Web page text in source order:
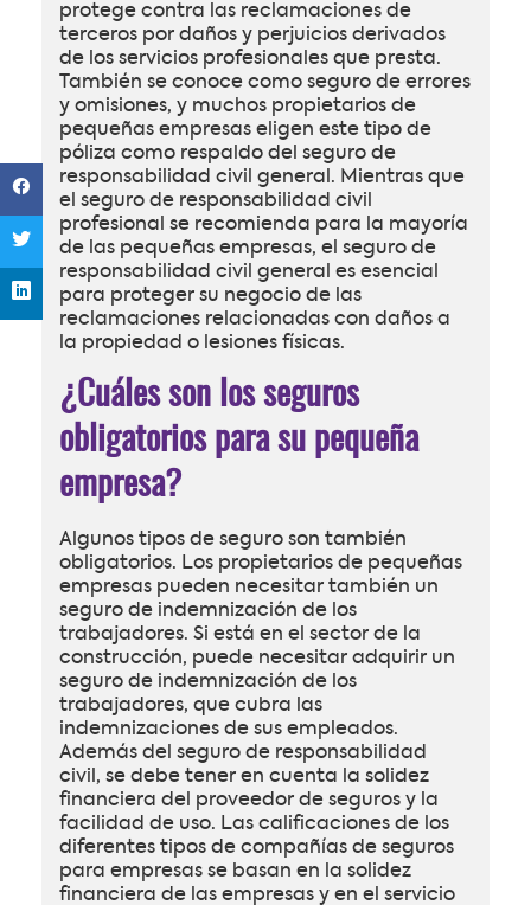
protege contra las reclamaciones de
terceros por daños y perjuicios derivados
de los servicios profesionales que presta.
También se conoce como seguro de errores
y omisiones, y muchos propietarios de
pequeñas empresas eligen este tipo de
póliza como respaldo del seguro de
responsabilidad civil general. Mientras que
el seguro de responsabilidad civil
profesional se recomienda para la mayoría
de las pequeñas empresas, el seguro de
responsabilidad civil general es esencial
para proteger su negocio de las
reclamaciones relacionadas con daños a
la propiedad o lesiones físicas.
¿Cuáles son los seguros
obligatorios para su pequeña
empresa?
Algunos tipos de seguro son también
obligatorios. Los propietarios de pequeñas
empresas pueden necesitar también un
seguro de indemnización de los
trabajadores. Si está en el sector de la
construcción, puede necesitar adquirir un
seguro de indemnización de los
trabajadores, que cubra las
indemnizaciones de sus empleados.
Además del seguro de responsabilidad
civil, se debe tener en cuenta la solidez
financiera del proveedor de seguros y la
facilidad de uso. Las calificaciones de los
diferentes tipos de compañías de seguros
para empresas se basan en la solidez
financiera de las empresas y en el servicio